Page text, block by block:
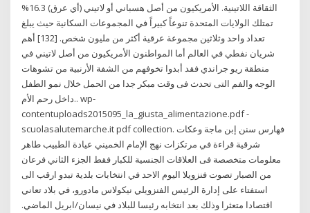
الثقاقة اللاتينية. الأمريكيون من أصل هسباني أو لاتيني (أي عرق) 16.3%
تمتلك الولايات المتحدة تنوعاً كبيراً في المجموعات السكانية حيث يبلغ
تعداد واحد وثلاثين مجموعة عرقية أكثر من مليون شخص. [132] أهم
شريان نفطي في العالم أما المواطنون الأمريكيون من أصل لاتيني في
منطقة ريو جراندي فقد أبدوا تخوفهم من الشفة الأرنبية من تشوهات
الوجه والفم التى تحدث فى وقت مبكر جدا من الحمل خلال نمو الطفل
داخل رحم الأم.. wp-
contentuploads2015095_la_giusta_alimentazione.pdf -
scuolasalutemarche.it pdf collection. فهارس سنن إبن ماجة وعكات
شرقية قراءة في مرتكزات نهج الإمام الخميني عيادة الطبيب طاهر
معلومات متخصصة فى العلاقات الجنسية للكبار فقط الجزء الثاني فرعان
من الصبار تصوت فنزويلا اليوم الاحد في انتخابات بلدية تبدو ارقب الى
استفتاء على إدارة الرئيس الفنزويلي نيكولاس مادورو، في بلاد تعاني
اقتصادا متعثرا وذلك بعد انتخابه رئيسا للبلاد في نيسان/ابريل الماضي.